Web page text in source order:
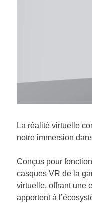
La réalité virtuelle
notre immersion
Conçus pour
casques VR de la
virtuelle, offrant une
apportent à